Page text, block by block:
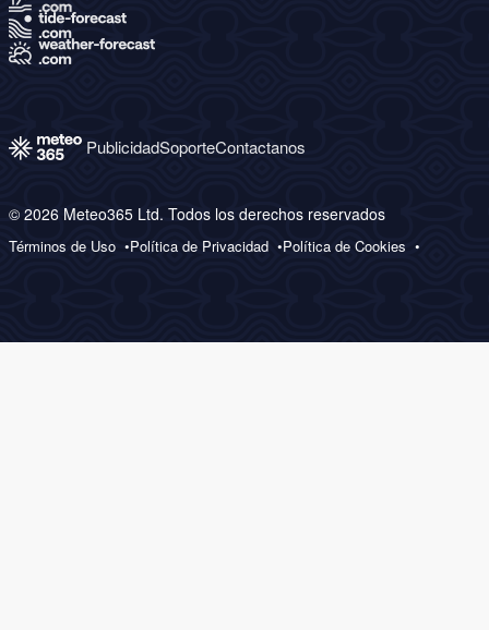
PublicidadSoporteContactanos
© 2026 Meteo365 Ltd. Todos los derechos reservados
Términos de Uso Política de Privacidad Política de Cookies